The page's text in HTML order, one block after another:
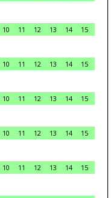
10 11 12 13 14
15
10 11 12 13 14
15
10 11 12 13 14
15
10 11 12 13 14
15
10 11 12 13 14
15